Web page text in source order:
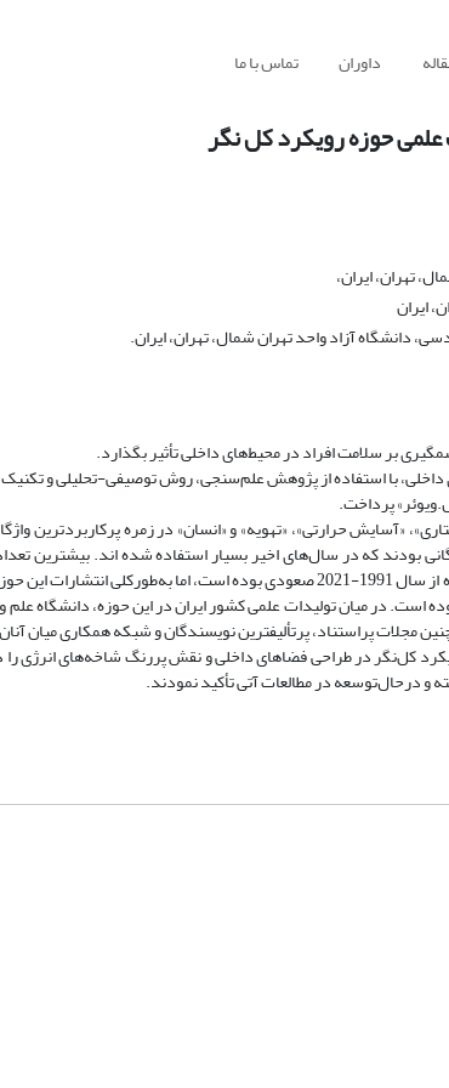
داوران تماس با ما
حوزه رویکرد کل نگر
تهران، ایران،
ایران
دانشگاه آزاد واحد تهران شمال، تهران، ایران.
بر سلامت افراد در محیط‌های داخلی تأثیر بگذارد.
با استفاده از پژوهش علم‌سنجی، روش توصیفی-تحلیلی و
پرداخت.
«آسایش حرارتی»، «تهویه» و «انسان» در زمره پرکاربردترین
بودند که در سال‌های اخیر بسیار استفاده ‌شده اند. بیشترین
کشورهای آمریکا، انگلستان و دانمارک انجام شده بودند. نحوه رشد تولیدات علمی این حوزه از سال 1991-2021 صعودی بوده است،
انتشار تولیدات علمی این حوزه بوده است. در میان تولیدات علمی کشور ایران در این حوزه،
مجلات پراستناد، پرتألیفترین نویسندگان و شبکه همکاری میان
کل‌نگر در طراحی فضاهای داخلی و نقش پررنگ شاخه‌های انرژی را
و در‌حال‌توسعه در مطالعات آتی تأکید نمودند.